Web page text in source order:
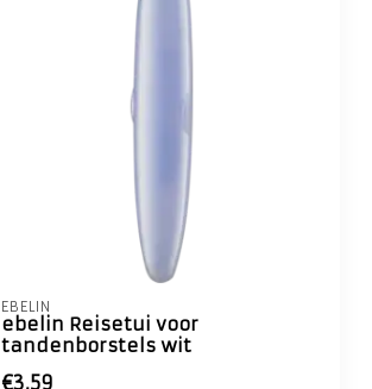
EBELIN
ebelin Reisetui voor
tandenborstels wit
€3,59